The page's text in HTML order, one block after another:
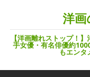
洋
【洋画離れストップ！
手女優・有名俳優約
もエンタ